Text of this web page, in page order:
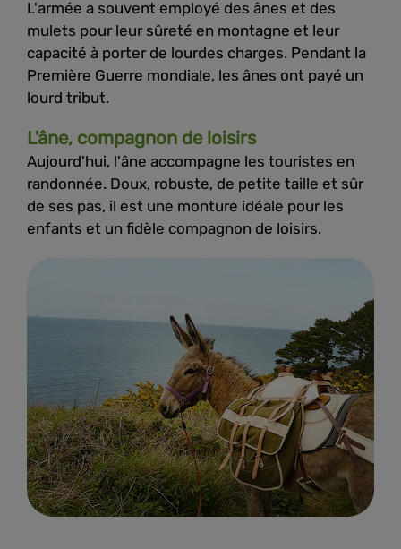
L'armée a souvent employé des ânes et des
mulets pour leur sûreté en montagne et leur
capacité à porter de lourdes charges. Pendant la
Première Guerre mondiale, les ânes ont payé un
lourd tribut.
L'âne, compagnon de loisirs
Aujourd'hui, l'âne accompagne les touristes en
randonnée. Doux, robuste, de petite taille et sûr
de ses pas, il est une monture idéale pour les
enfants et un fidèle compagnon de loisirs.